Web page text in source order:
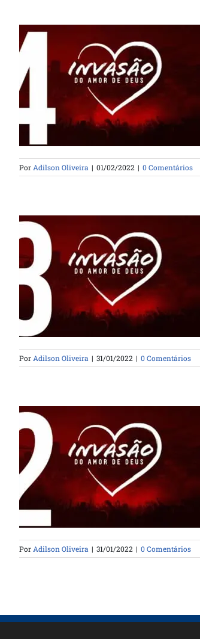
Invasão do Amor de Deus –
Trenamento 04
Por Adilson Oliveira | 01/02/2022 | 0 Comentários
Invasão do Amor de Deus –
Trenamento 03
Por Adilson Oliveira | 31/01/2022 | 0 Comentários
Invasão do Amor de Deus –
Trenamento 02
Por Adilson Oliveira | 31/01/2022 | 0 Comentários